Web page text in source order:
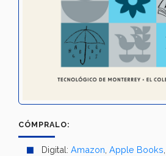
CÓMPRALO:
Digital: Amazon Apple Books